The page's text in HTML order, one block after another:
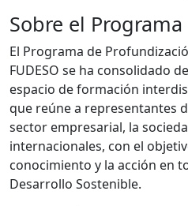
Sobre el Programa
El Programa de
FUDESO se ha consolidado
espacio de formación
que reúne a representantes
sector empresarial, la
internacionales, con el
conocimiento y la acción en
Desarrollo Sostenible.